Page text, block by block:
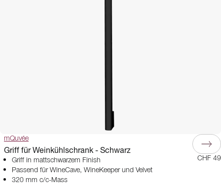
mQuvée
Griff für Weinkühlschrank - Schwarz
Griff in mattschwarzem Finish
Passend für WineCave, WineKeeper und Velvet
320 mm c/c-Mass
CHF 49